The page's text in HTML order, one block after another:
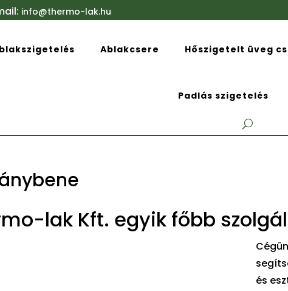
info@thermo-lak.hu
Ablakcsere Hőszigetelt üveg
Padlás szigetelés
lak Kft. egyik főbb
és